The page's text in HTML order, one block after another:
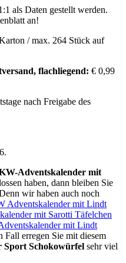
als Daten gestellt werden.
an!
/ max. 264 Stück auf
flachliegend: € 0,99
nach Freigabe des
Adventskalender mit
haben, dann bleiben Sie
wir haben auch noch
Adventskalender mit Lindt
mit Sarotti Täfelchen
mit Lindt
Fall erregen Sie mit diesem
Schokowürfel sehr viel